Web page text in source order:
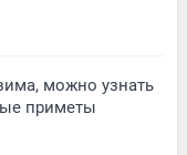
можно узнать
приметы